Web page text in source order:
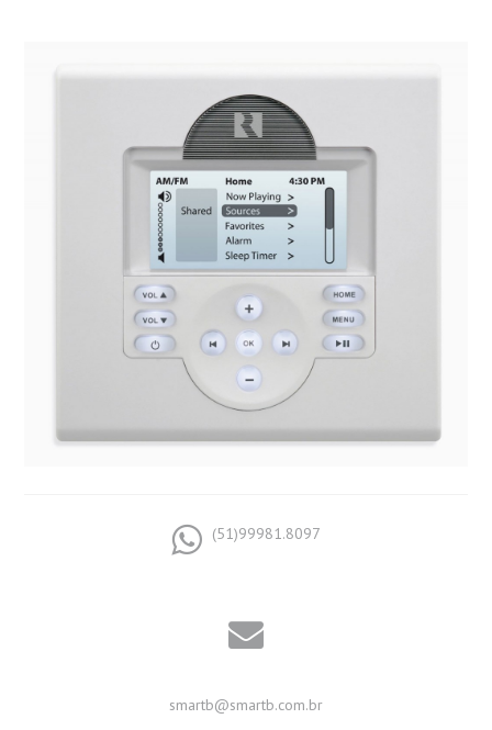
(51)99981.8097
smartb@smartb.com.br